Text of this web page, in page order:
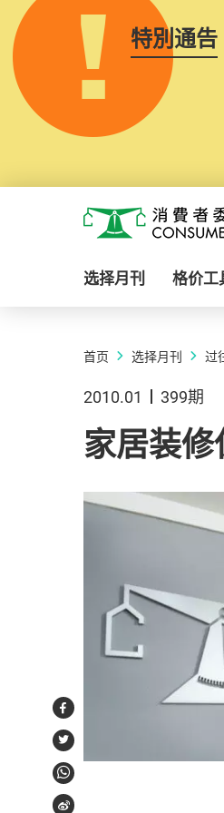
特別通告
消费者委员会
选择月刊 格价工
首页 选择月刊 过
2010.01 399期
家居装
Facebook
Twitter
WhatsApp